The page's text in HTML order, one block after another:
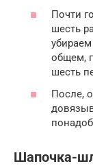
Почти
шесть
общем,
шесть
После,
Шапочка-